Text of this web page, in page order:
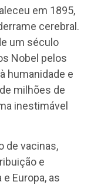
em 1895,
cerebral.
um século
Nobel pelos
humanidade e
milhões de
inestimável
de vacinas,
e
Europa, as